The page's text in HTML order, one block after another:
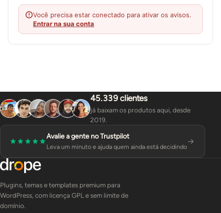
Você precisa estar conectado para ativar os avisos.
Entrar na sua conta
45.339 clientes
já baixam os produtos aqui, desde
2019.
Avalie a gente no Trustpilot
Leva um minuto e ajuda quem ainda está decidindo
Plugins, temas e templates premium para
WordPress, com licença GPL e sem limite de
domínio.